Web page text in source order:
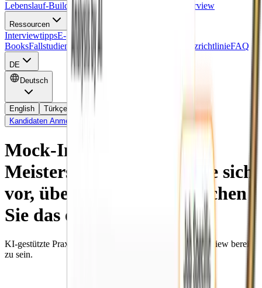
Lebenslauf-BuilderMotivationsschreiben Scheininterview
Ressourcen
InterviewtippsE-
BooksFallstudien Nutzungsbedingungen DatenschutzrichtlinieFAQ
DE
Deutsch
English Türkçe
Kandidaten Anmeldung
Mock-Interviews zur
Meisterschaft. Bereiten Sie sich
vor, üben Sie und beherrschen
Sie das echte Interview.
KI-gestützte Praxis, um dir zu helfen, für das echte Interview bereit
zu sein.